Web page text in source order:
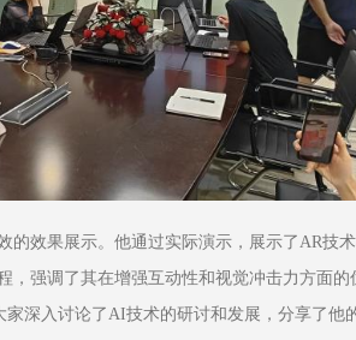
的效果展示。他通过实际演示，展示了AR技
，强调了其在增强互动性和视觉冲击力方面的
深入讨论了AI技术的研讨和发展，分享了他